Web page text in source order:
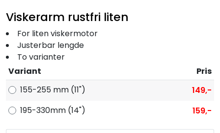
Viskerarm rustfri liten
For liten viskermotor
Justerbar lengde
To varianter
Variant
Pris
155-255 mm (11")
149,-
195-330mm (14")
159,-
Fortøyning
Fritid/Sikkerhet
Båtpleie/Opplag
Seil